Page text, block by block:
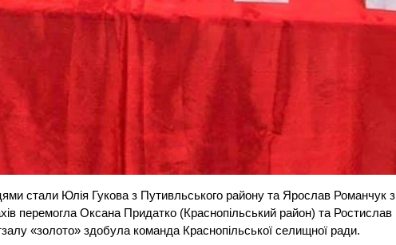
стали Юлія Гукова з Путивльського району та Ярослав Романчук з
перемогла Оксана Придатко (Краснопільський район) та Ростислав
«золото» здобула команда Краснопільської селищної ради.